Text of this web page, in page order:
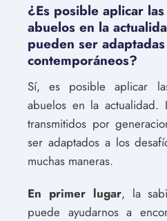
¿Es posible aplicar
abuelos en la
pueden ser
contemporáneos?
Sí, es posible aplicar
abuelos en la actualidad.
transmitidos por
ser adaptados a los
muchas maneras.
En primer lugar, la
puede ayudarnos a